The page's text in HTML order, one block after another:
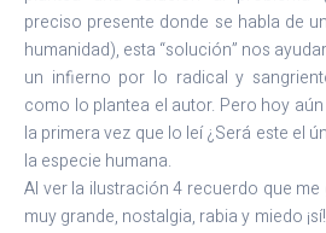
preciso presente donde se habla de
humanidad), esta “solución” nos
un infierno por lo radical y
como lo plantea el autor. Pero hoy
la primera vez que lo leí ¿Será este el
la especie humana.
Al ver la ilustración 4 recuerdo que
muy grande, nostalgia, rabia y miedo